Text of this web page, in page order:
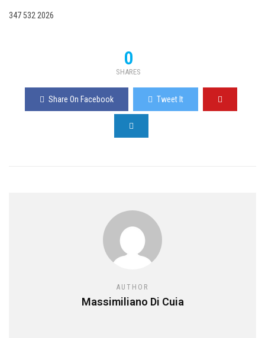
347 532 2026
0
SHARES
Share On Facebook Tweet It
AUTHOR
Massimiliano Di Cuia